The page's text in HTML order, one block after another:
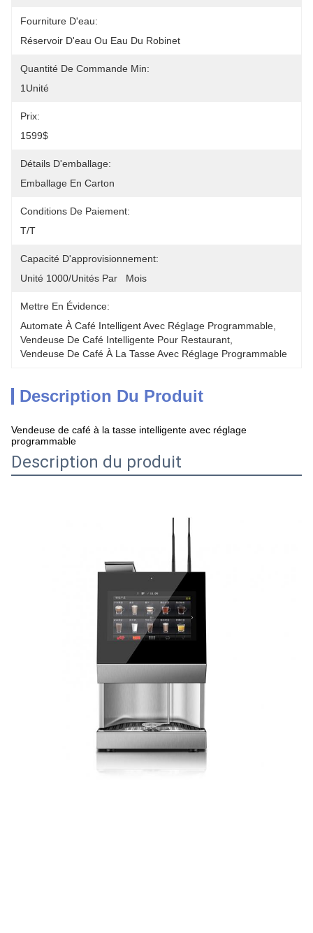
Fourniture D'eau:
Réservoir D'eau Ou Eau Du Robinet
Quantité De Commande Min:
1Unité
Prix:
1599$
Détails D'emballage:
Emballage En Carton
Conditions De Paiement:
T/T
Capacité D'approvisionnement:
Unité 1000/unités Par   Mois
Mettre En Évidence:
Automate À Café Intelligent Avec Réglage Programmable
Vendeuse De Café Intelligente Pour Restaurant
Vendeuse De Café À La Tasse Avec Réglage Programmable
Description Du Produit
Vendeuse de café à la tasse intelligente avec réglage
programmable
Description du produit